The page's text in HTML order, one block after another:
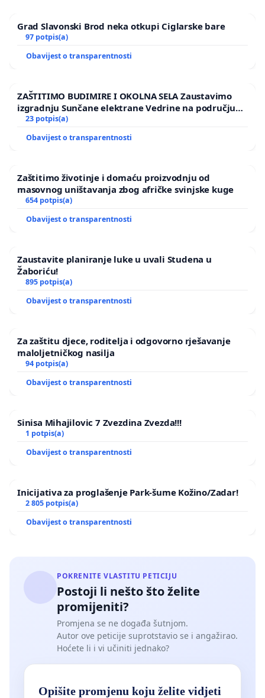
Grad Slavonski Brod neka otkupi Ciglarske bare
97 potpis(a)
Obavijest o transparentnosti
ZAŠTITIMO BUDIMIRE I OKOLNA SELA Zaustavimo
izgradnju Sunčane elektrane Vedrine na području
Ugljana
23 potpis(a)
Obavijest o transparentnosti
Zaštitimo životinje i domaću proizvodnju od
masovnog uništavanja zbog afričke svinjske kuge
654 potpis(a)
Obavijest o transparentnosti
Zaustavite planiranje luke u uvali Studena u
Žaboriću!
895 potpis(a)
Obavijest o transparentnosti
Za zaštitu djece, roditelja i odgovorno rješavanje
maloljetničkog nasilja
94 potpis(a)
Obavijest o transparentnosti
Sinisa Mihajilovic 7 Zvezdina Zvezda!!!
1 potpis(a)
Obavijest o transparentnosti
Inicijativa za proglašenje Park-šume Kožino/Zadar!
2 805 potpis(a)
Obavijest o transparentnosti
POKRENITE VLASTITU PETICIJU
Postoji li nešto što želite
promijeniti?
Promjena se ne događa šutnjom.
Autor ove peticije suprotstavio se i angažirao.
Hoćete li i vi učiniti jednako?
Opišite promjenu koju želite vidjeti